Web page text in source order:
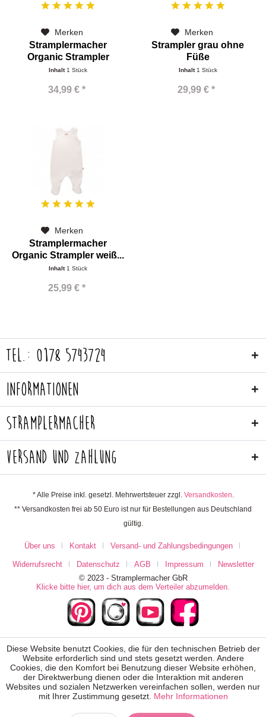
Merken
Stramplermacher
Organic Strampler
dunkel grau...
Inhalt 1 Stück
34,99 € *
Merken
Strampler grau ohne
Füße
Inhalt 1 Stück
29,99 € *
Merken
Stramplermacher
Organic Strampler weiß...
Inhalt 1 Stück
25,99 € *
Tel.: 0178 5743724
Informationen
Stramplermacher
Versand und Zahlung
* Alle Preise inkl. gesetzl. Mehrwertsteuer zzgl. Versandkosten
** Versandkosten frei ab 50 Euro ist nur für Bestellungen aus Deutschland
gültig.
Über uns Kontakt Versand- und Zahlungsbedingungen
Widerrufsrecht Datenschutz AGB Impressum
Newsletter
© 2023 - Stramplermacher GbR
Klicke bitte hier, um dich aus dem Verteiler abzumelden.
Diese Website benutzt Cookies, die für den technischen Betrieb der
Website erforderlich sind und stets gesetzt werden. Andere
Cookies, die den Komfort bei Benutzung dieser Website erhöhen,
der Direktwerbung dienen oder die Interaktion mit anderen
Websites und sozialen Netzwerken vereinfachen sollen, werden nur
mit Ihrer Zustimmung gesetzt. Mehr Informationen